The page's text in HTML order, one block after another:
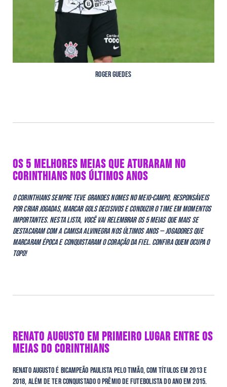
Roger Guedes
OS 5 MELHORES MEIAS QUE ATURARAM NO
CORINTHIANS NOS ÚLTIMOS ANOS
O Corinthians sempre teve grandes nomes no meio-campo, responsáveis
por criar jogadas, marcar gols decisivos e conduzir o time em momentos
importantes. Nesta lista, você vai relembrar os 5 meias que mais se
destacaram com a camisa alvinegra nos últimos anos — jogadores que
marcaram época e conquistaram o coração da Fiel. Confira quem ocupa o
topo!
RENATO AUGUSTO EM PRIMEIRO LUGAR ENTRE OS
MEIAS DO CORINTHIANS
Renato Augusto é bicampeão paulista pelo Timão, com títulos em 2013 e
2018, além de ter conquistado o prêmio de Futebolista do Ano em 2015.